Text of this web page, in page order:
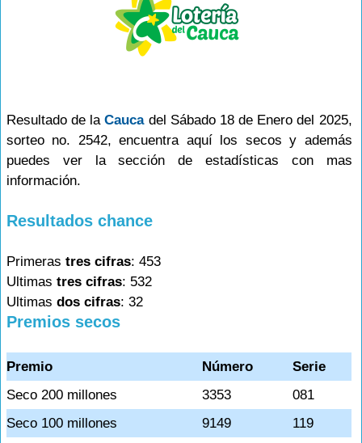
Resultado de laCaucadel Sábado 18 de Enero del 2025,
sorteo no. 2542, encuentra aquí los secos y además
puedes ver la sección de estadísticas con mas
información.
Resultados chance
Primeras tres cifras: 453
Ultimas tres cifras: 532
Ultimas dos cifras: 32
Premios secos
Premio Número
Serie
Seco 200 millones
3353
081
Seco 100 millones
9149
119